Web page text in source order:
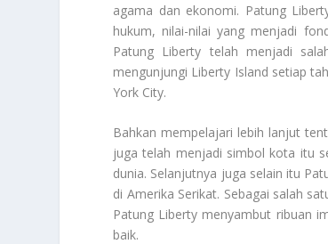
agama dan ekonomi. Patung
hukum, nilai-nilai yang menjadi
Patung Liberty telah menjadi
mengunjungi Liberty Island setiap
York City.
Bahkan mempelajari lebih lanjut
juga telah menjadi simbol kota itu
dunia. Selanjutnya juga selain itu
di Amerika Serikat. Sebagai salah
Patung Liberty menyambut ribuan
baik.